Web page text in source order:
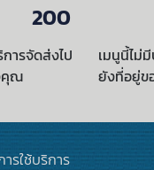
200
ารจัดส่งไป
คุณ
เมนูนี้ไม่
ยังที่อยู่
ารใช้บริการ